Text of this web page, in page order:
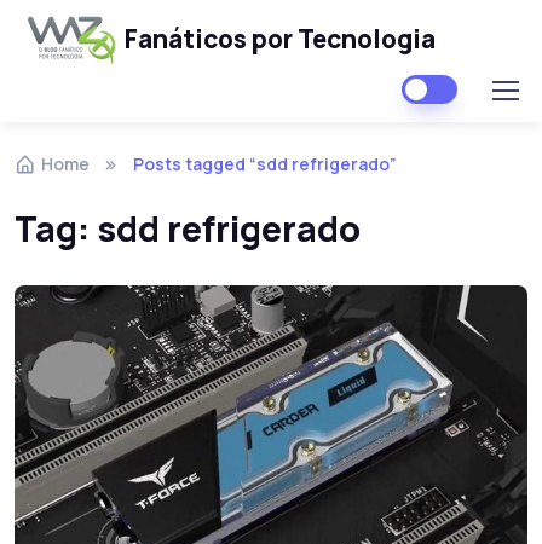
Fanáticos por Tecnologia
Home Posts tagged “sdd refrigerado”
Tag: sdd refrigerado